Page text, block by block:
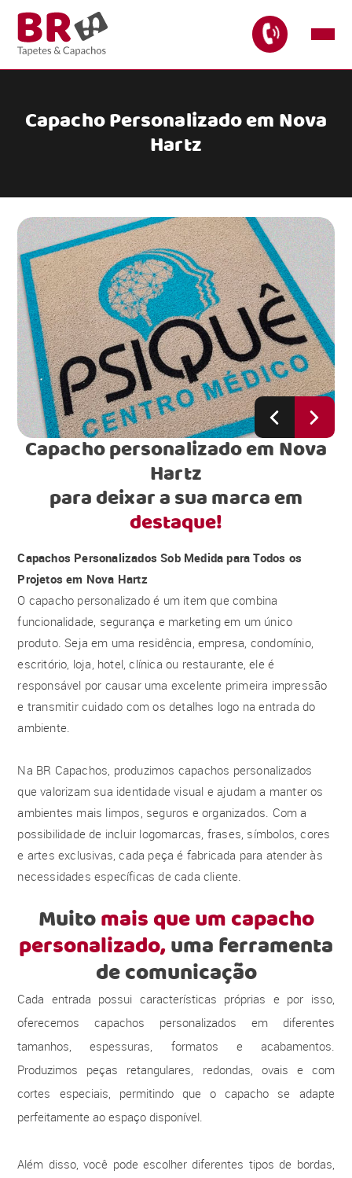
Capacho Personalizado em Nova
Hartz
Capacho personalizado em Nova
Hartz
para deixar a sua marca em
destaque!
Capachos Personalizados Sob Medida para Todos os
Projetos em Nova Hartz
O capacho personalizado é um item que combina
funcionalidade, segurança e marketing em um único
produto. Seja em uma residência, empresa, condomínio,
escritório, loja, hotel, clínica ou restaurante, ele é
responsável por causar uma excelente primeira impressão
e transmitir cuidado com os detalhes logo na entrada do
ambiente.
Na BR Capachos, produzimos capachos personalizados
que valorizam sua identidade visual e ajudam a manter os
ambientes mais limpos, seguros e organizados. Com a
possibilidade de incluir logomarcas, frases, símbolos, cores
e artes exclusivas, cada peça é fabricada para atender às
necessidades específicas de cada cliente.
Muitomais que um capacho
personalizado,uma ferramenta
de comunicação
Cada entrada possui características próprias e por isso,
oferecemos capachos personalizados em diferentes
tamanhos, espessuras, formatos e acabamentos.
Produzimos peças retangulares, redondas, ovais e com
cortes especiais, permitindo que o capacho se adapte
perfeitamente ao espaço disponível.
Além disso, você pode escolher diferentes tipos de bordas,